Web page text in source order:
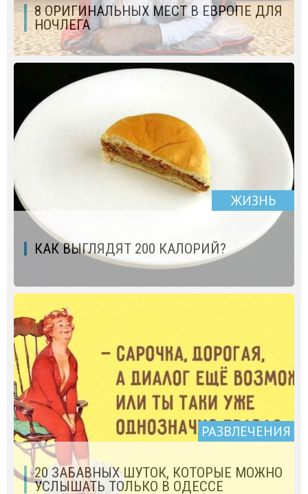
8 ОРИГИНАЛЬНЫХ МЕСТ В ЕВРОПЕ ДЛЯ
НОЧЛЕГА
ЖИЗНЬ
КАК ВЫГЛЯДЯТ 200 КАЛОРИЙ?
РАЗВЛЕЧЕНИЯ
20 ЗАБАВНЫХ ШУТОК, КОТОРЫЕ МОЖНО
УСЛЫШАТЬ ТОЛЬКО В ОДЕССЕ